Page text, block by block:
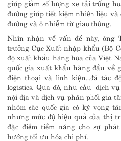
giúp giảm số lượng xe tải trống
đường giúp tiết kiệm nhiên liệu
đường và ô nhiễm từ giao thông.
Nhìn nhận về vấn đề này, ông
trưởng Cục Xuất nhập khẩu (Bộ
độ xuất khẩu hàng hóa của Việt
quốc gia xuất khẩu hàng đầu về
điện thoại và linh kiện…đã tác
logistics. Qua đó, nhu cầu dịch
nội địa và dịch vụ phân phối gia
nhóm các quốc gia có kỳ vọng
nhưng mức độ hiệu quả của thị
đặc điểm tiềm năng cho sự
hướng tối ưu hóa chi phí.